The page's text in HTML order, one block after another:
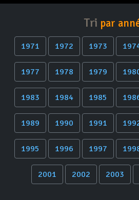
Tri par
1971 1972 1973
1977 1978 1979
1983 1984 1985
1989 1990 1991
1995 1996 1997
2001 2002 2003